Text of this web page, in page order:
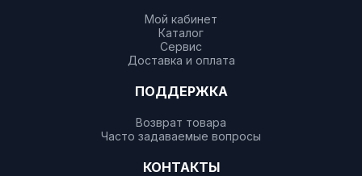
Мой кабинет
Каталог
Сервис
Доставка и оплата
ПОДДЕРЖКА
Возврат товара
Часто задаваемые вопросы
КОНТАКТЫ